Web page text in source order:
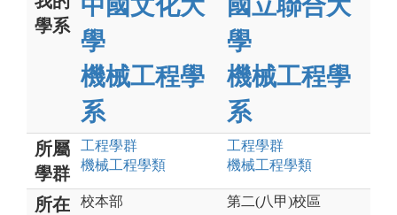
學系
中國文化大
學
機械工程學
系
國立聯合大
學
機械工程學
系
所屬
學群
工程學群
機械工程學類
工程學群
機械工程學類
所在
校本部
第二(八甲)校區